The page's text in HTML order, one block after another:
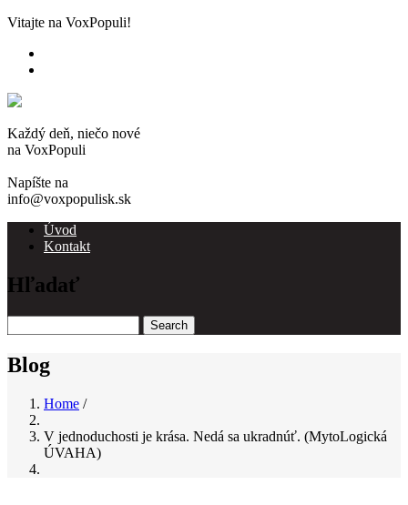
Skip
main
content
Vitajte na VoxPopuli!
Každý deň, niečo nové
na VoxPopuli
Napíšte na
info@voxpopulisk.sk
Main
navigation
Úvod
Kontakt
Hľadať
Blog
Breadcrumb
Home /
V jednoduchosti je krása. Nedá sa ukradnúť. (MytoLogická
ÚVAHA)